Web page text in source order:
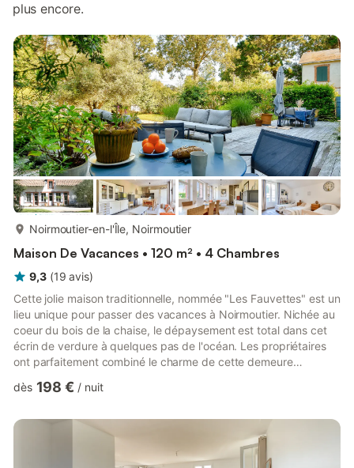
plus encore.
Noirmoutier-en-l'Île, Noirmoutier
Maison De Vacances • 120 m² • 4 Chambres
9,3 (19 avis)
Cette jolie maison traditionnelle, nommée "Les Fauvettes" est un
lieu unique pour passer des vacances à Noirmoutier. Nichée au
coeur du bois de la chaise, le dépaysement est total dans cet
écrin de verdure à quelques pas de l'océan. Les propriétaires
ont parfaitement combiné le charme de cette demeure
avec soin. Sa décoration toute en teintes pastel est apaisante
vacances au bord de mer. Vous n'êtes d'ailleurs qu'à mètres
mètres de la plage des Dames. Cette maison de vacance...
dès 198 € / nuit